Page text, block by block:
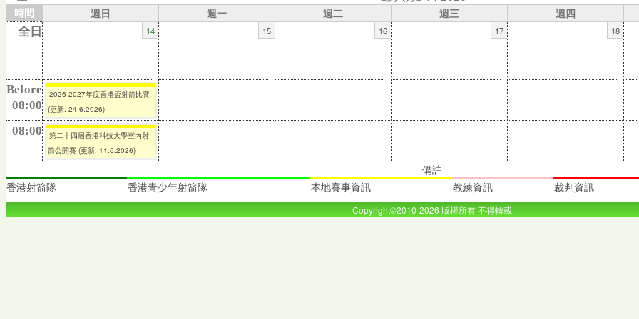
時間 週日 週一 週二 週三 週四
全日 14 15 16 17 18
Before
08:00
2026-2027年度香港盃射箭比賽
(更新: 24.6.2026)
08:00
第二十四屆香港科技大學室內射
箭公開賽 (更新: 11.6.2026)
備註
香港射箭隊
香港青少年射箭隊 本地賽事資訊 教練資訊 裁判資訊
Copyright©2010-2026 版權所有 不得轉載